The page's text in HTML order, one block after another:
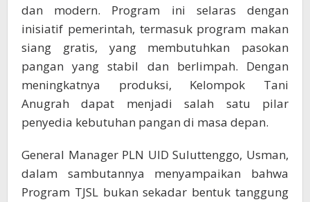
dan modern. Program ini selaras dengan
inisiatif pemerintah, termasuk program makan
siang gratis, yang membutuhkan pasokan
pangan yang stabil dan berlimpah. Dengan
meningkatnya produksi, Kelompok Tani
Anugrah dapat menjadi salah satu pilar
penyedia kebutuhan pangan di masa depan.
General Manager PLN UID Suluttenggo, Usman,
dalam sambutannya menyampaikan bahwa
Program TJSL bukan sekadar bentuk tanggung